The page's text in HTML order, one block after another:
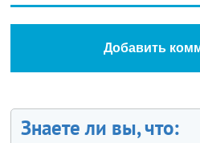
Добавить
Знаете ли вы, что: